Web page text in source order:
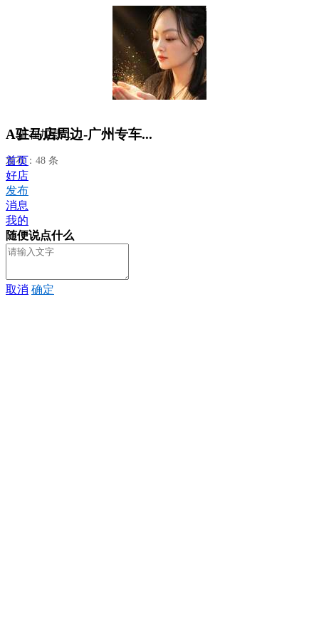
A驻马店周边-广州专车...
发布：48 条
正在加载...
首页
好店
发布
消息
我的
随便说点什么
取消 确定